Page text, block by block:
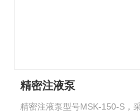
精密注液泵
精密注液泵型号MSK-150-S，